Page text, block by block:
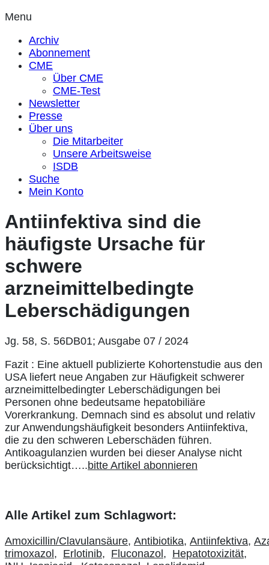
Menu
Archiv
Abonnement
CME
Über CME
CME-Test
Newsletter
Presse
Über uns
Die Mitarbeiter
Unsere Arbeitsweise
ISDB
Suche
Mein Konto
Antiinfektiva sind die
häufigste Ursache für
schwere
arzneimittelbedingte
Leberschädigungen
Jg. 58, S. 56DB01; Ausgabe 07 / 2024
Fazit : Eine aktuell publizierte Kohortenstudie aus den
USA liefert neue Angaben zur Häufigkeit schwerer
arzneimittelbedingter Leberschädigungen bei
Personen ohne bedeutsame hepatobiliäre
Vorerkrankung. Demnach sind es absolut und relativ
zur Anwendungshäufigkeit besonders Antiinfektiva,
die zu den schweren Leberschäden führen.
Antikoagulanzien wurden bei dieser Analyse nicht
berücksichtigt…..bitte Artikel abonnieren
Alle Artikel zum Schlagwort:
Amoxicillin/Clavulansäure, Antibiotika, Antiinfektiva,
trimoxazol, Erlotinib, Fluconazol, Hepatotoxizität,